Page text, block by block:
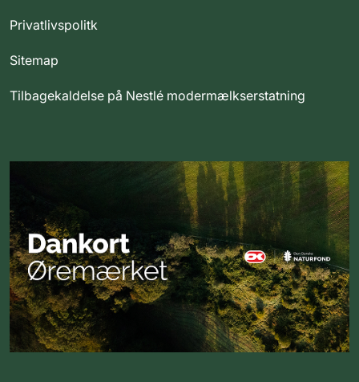
Privatlivspolitk
Sitemap
Tilbagekaldelse på Nestlé modermælkserstatning